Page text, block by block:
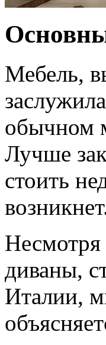
Мебель,
обычном
Лучше
стоить
диваны,
Италии,